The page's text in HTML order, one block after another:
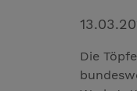
Die